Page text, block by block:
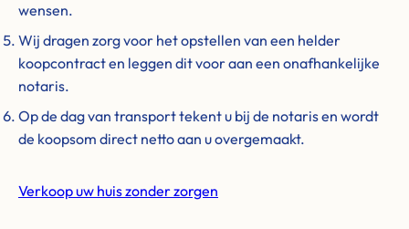
wensen.
Wij dragen zorg voor het opstellen van een helder
koopcontract en leggen dit voor aan een onafhankelijke
notaris.
Op de dag van transport tekent u bij de notaris en wordt
de koopsom direct netto aan u overgemaakt.
Verkoop uw huis zonder zorgen